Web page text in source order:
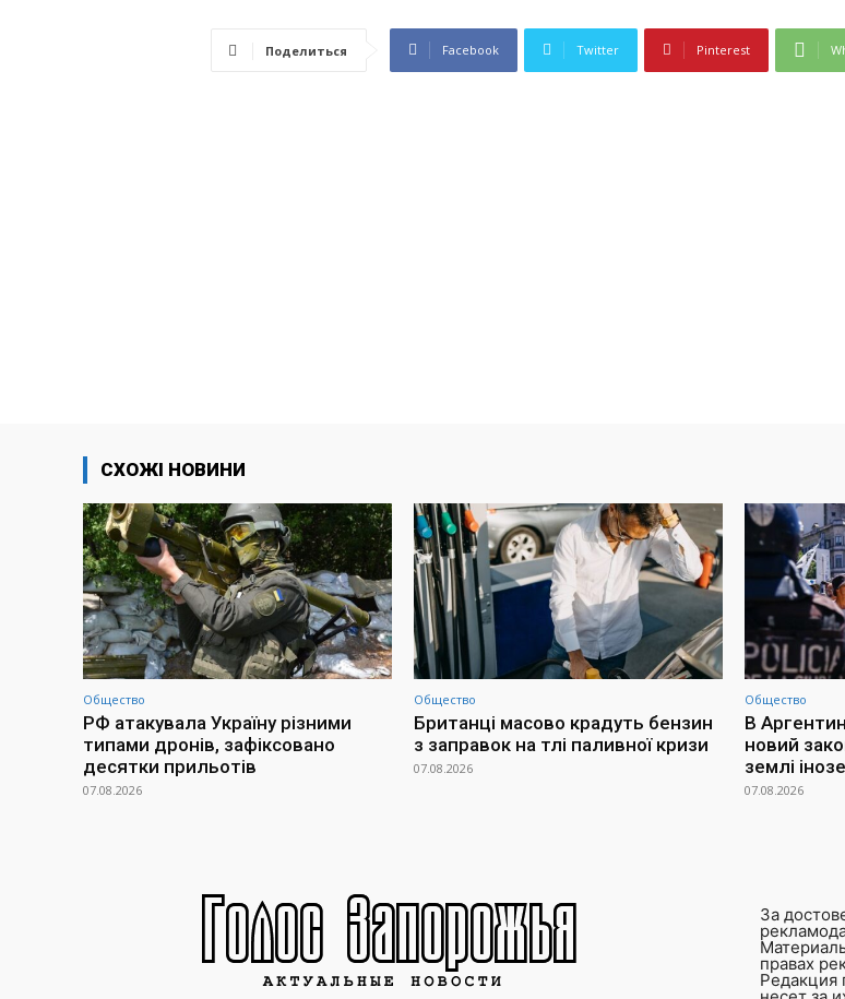
Поделиться Facebook Twitter Pinterest
СХОЖІ НОВИНИ
Общество
РФ атакувала Україну різними
типами дронів, зафіксовано
десятки прильотів
07.08.2026
Общество
Британці масово крадуть бензин
з заправок на тлі паливної кризи
07.08.2026
Общество
В
новий
землі
07.08.2026
За
правах
Редакция